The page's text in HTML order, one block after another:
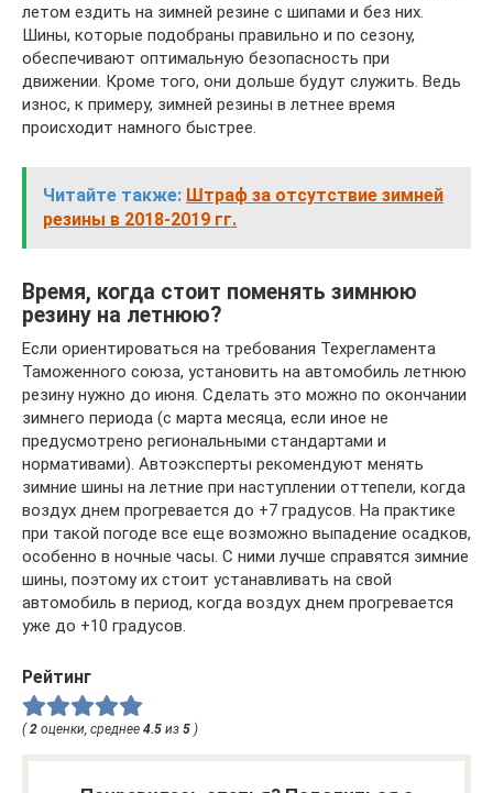
летом ездить на зимней резине с шипами и без них.
Шины, которые подобраны правильно и по сезону,
обеспечивают оптимальную безопасность при
движении. Кроме того, они дольше будут служить. Ведь
износ, к примеру, зимней резины в летнее время
происходит намного быстрее.
Читайте также: Штраф за отсутствие зимней
резины в 2018-2019 гг.
Время, когда стоит поменять зимнюю
резину на летнюю?
Если ориентироваться на требования Техрегламента
Таможенного союза, установить на автомобиль летнюю
резину нужно до июня. Сделать это можно по окончании
зимнего периода (с марта месяца, если иное не
предусмотрено региональными стандартами и
нормативами). Автоэксперты рекомендуют менять
зимние шины на летние при наступлении оттепели, когда
воздух днем прогревается до +7 градусов. На практике
при такой погоде все еще возможно выпадение осадков,
особенно в ночные часы. С ними лучше справятся зимние
шины, поэтому их стоит устанавливать на свой
автомобиль в период, когда воздух днем прогревается
уже до +10 градусов.
Рейтинг
(2 оценки, среднее 4.5 из 5 )